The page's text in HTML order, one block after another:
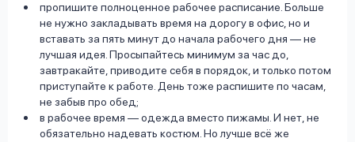
пропишите полноценное рабочее расписание. Больше
не нужно закладывать время на дорогу в офис, но и
вставать за пять минут до начала рабочего дня — не
лучшая идея. Просыпайтесь минимум за час до,
завтракайте, приводите себя в порядок, и только потом
приступайте к работе. День тоже распишите по часам,
не забыв про обед;
в рабочее время — одежда вместо пижамы. И нет, не
обязательно надевать костюм. Но лучше всё же